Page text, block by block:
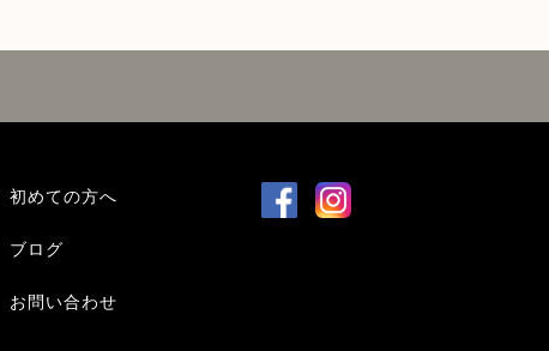
初めての方へ
ブログ
お問い合わせ